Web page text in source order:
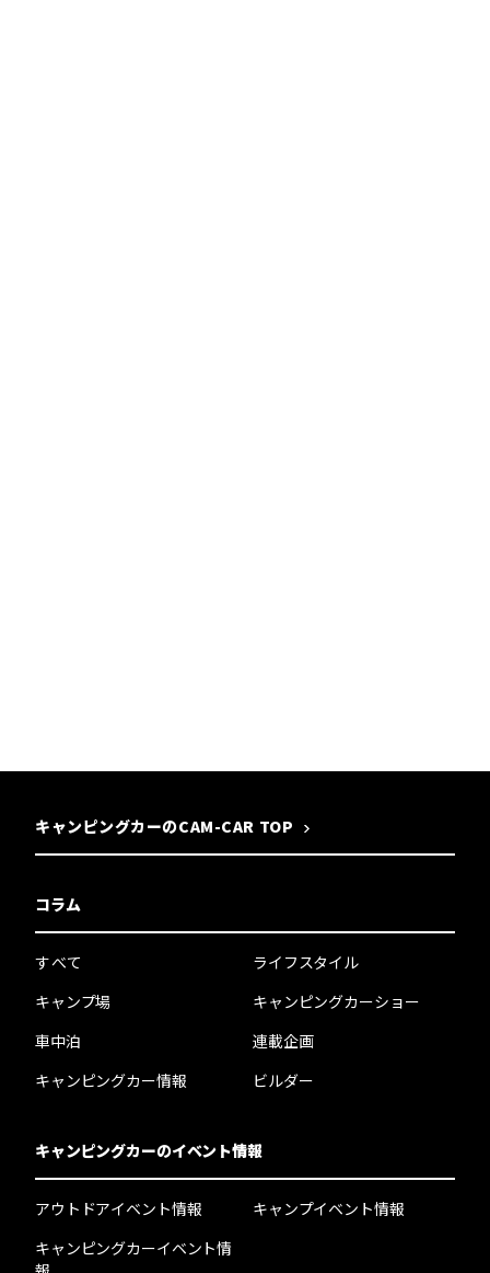
キャンピングカーのCAM-CAR TOP
コラム
すべて
キャンプ場
車中泊
キャンピングカー情報
ライフスタイル
キャンピングカーショー
連載企画
ビルダー
キャンピングカーのイベント情報
アウトドアイベント情報
キャンピングカーイベント情
キャンプイベント情報